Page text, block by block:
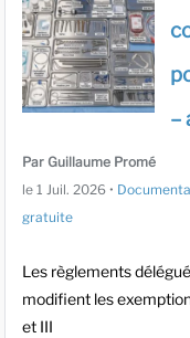
–
Par Guillaume Promé
le 1 Juil. 2026 •
gratuite
Les règlements
modifient les
et III